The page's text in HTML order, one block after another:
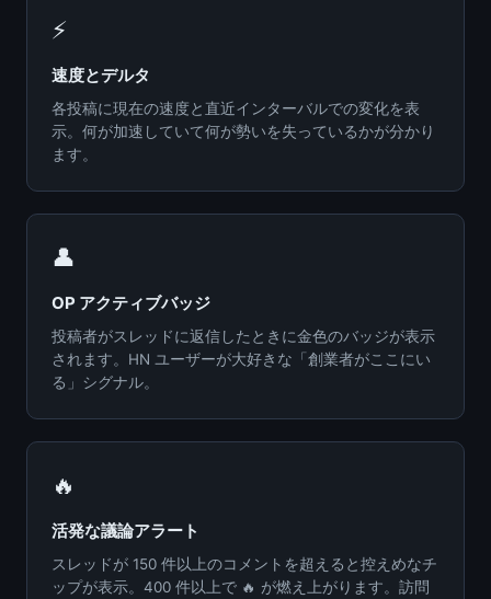
⚡
速度とデルタ
各投稿に現在の速度と直近インターバルでの変化を表
示。何が加速していて何が勢いを失っているかが分かり
ます。
👤
OP アクティブバッジ
投稿者がスレッドに返信したときに金色のバッジが表示
されます。HN ユーザーが大好きな「創業者がここにい
る」シグナル。
🔥
活発な議論アラート
スレッドが 150 件以上のコメントを超えると控えめなチ
ップが表示。400 件以上で 🔥 が燃え上がります。訪問